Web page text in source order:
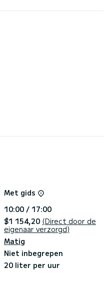
Met gids
10:00 / 17:00
$1 154,20 (Direct door de
eigenaar verzorgd)
Matig
Niet inbegrepen
20 liter per uur